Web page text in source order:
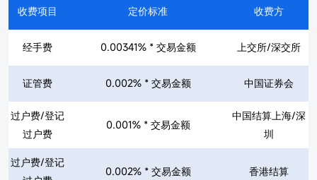
收费项目 定价标准 收费方
经手费 0.00341% * 交易金额 上交所/深交所
证管费 0.002% * 交易金额 中国证券会
过户费/登记
过户费
0.001% * 交易金额
中国结算上海/深
圳
过户费/登记
0.002% * 交易金额 香港结算